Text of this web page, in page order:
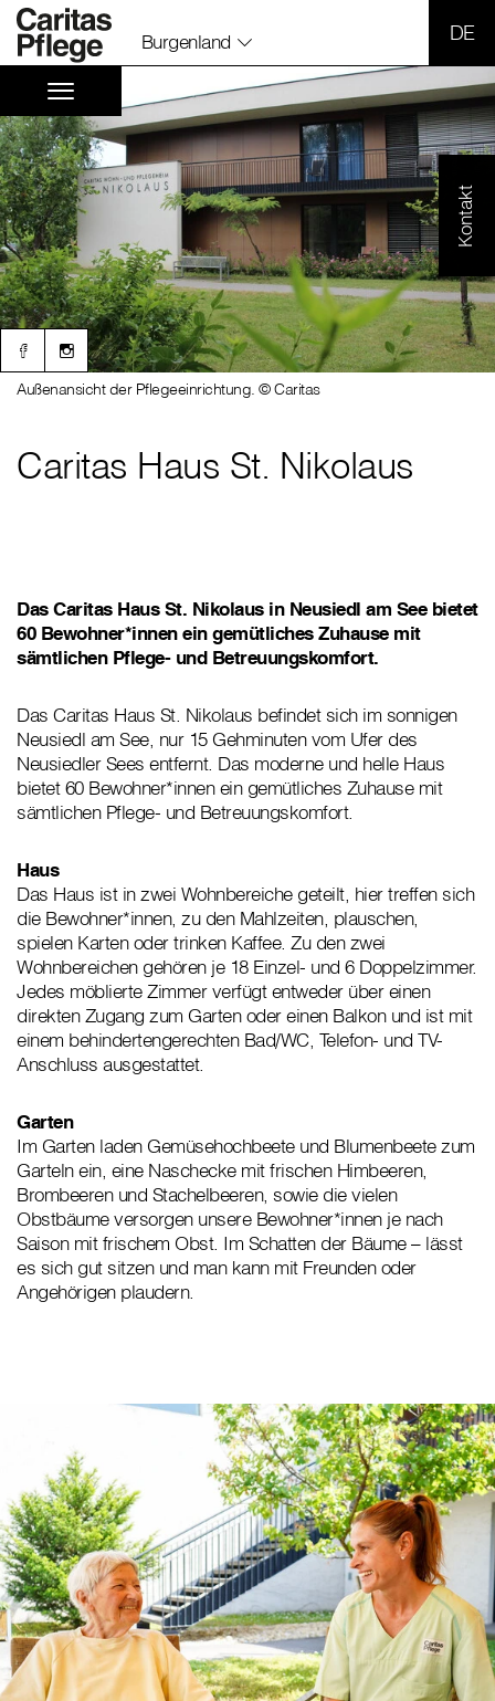
Burgenland
Kontakt
Außenansicht der Pflegeeinrichtung. © Caritas
Caritas Haus St. Nikolaus
Das Caritas Haus St. Nikolaus in Neusiedl am See bietet
60 Bewohner*innen ein gemütliches Zuhause mit
sämtlichen Pflege- und Betreuungskomfort.
Das Caritas Haus St. Nikolaus befindet sich im sonnigen
Neusiedl am See, nur 15 Gehminuten vom Ufer des
Neusiedler Sees entfernt. Das moderne und helle Haus
bietet 60 Bewohner*innen ein gemütliches Zuhause mit
sämtlichen Pflege- und Betreuungskomfort.
Haus
Das Haus ist in zwei Wohnbereiche geteilt, hier treffen sich
die Bewohner*innen, zu den Mahlzeiten, plauschen,
spielen Karten oder trinken Kaffee. Zu den zwei
Wohnbereichen gehören je 18 Einzel- und 6 Doppelzimmer.
Jedes möblierte Zimmer verfügt entweder über einen
direkten Zugang zum Garten oder einen Balkon und ist mit
einem behindertengerechten Bad/WC, Telefon- und TV-
Anschluss ausgestattet.
Garten
Im Garten laden Gemüsehochbeete und Blumenbeete zum
Garteln ein, eine Naschecke mit frischen Himbeeren,
Brombeeren und Stachelbeeren, sowie die vielen
Obstbäume versorgen unsere Bewohner*innen je nach
Saison mit frischem Obst. Im Schatten der Bäume – lässt
es sich gut sitzen und man kann mit Freunden oder
Angehörigen plaudern.